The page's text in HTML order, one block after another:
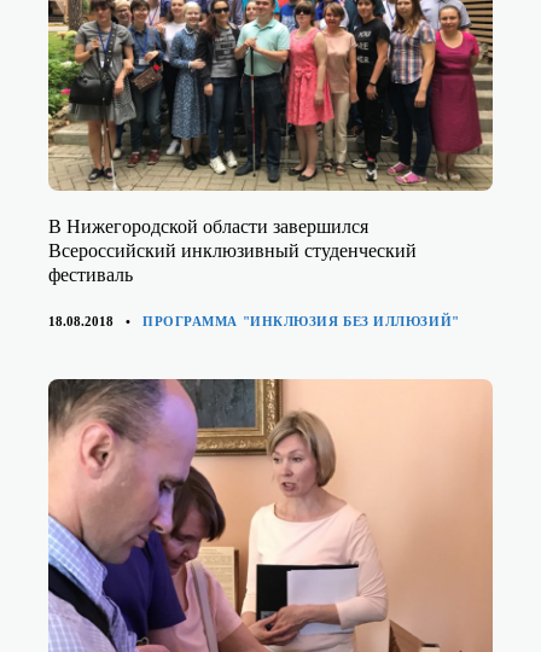
В Нижегородской области завершился
Всероссийский инклюзивный студенческий
фестиваль
18.08.2018 КАТЕГОРИИ
ПРОГРАММА "ИНКЛЮЗИЯ БЕЗ ИЛЛЮЗИЙ"